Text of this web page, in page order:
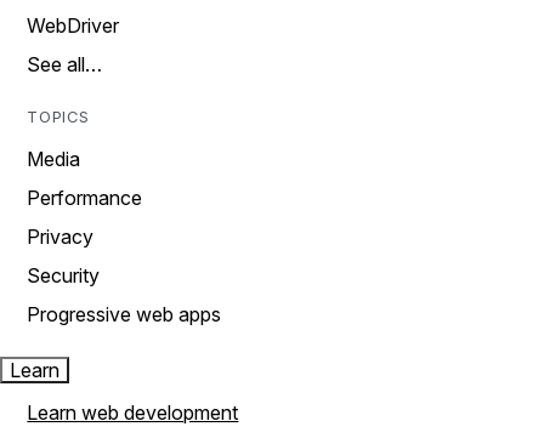
WebDriver
See all…
TOPICS
Media
Performance
Privacy
Security
Progressive web apps
Learn
Learn web development